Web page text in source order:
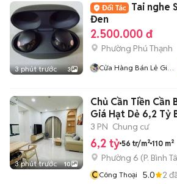
3 phút trước 3
Tai nghe
Đen
2.500.000 đ
Phường Phú Thạnh
Cửa Hàng Bán Lẻ Giá
3 phút trước 10
Chủ Cần Tiền Cần
Giá Hạt Dẻ 6,2 Tỷ
3 PN Chung cư
6,2 tỷ 56 tr/m² 110 m²
Phường 6 (P. Bình
CCông Thoại 5.0 2